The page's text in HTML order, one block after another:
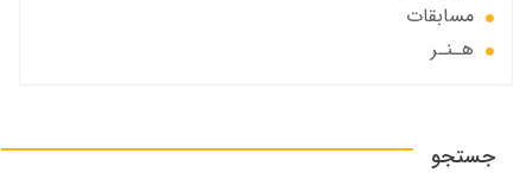
مسابقات
هـنـر
جستجو